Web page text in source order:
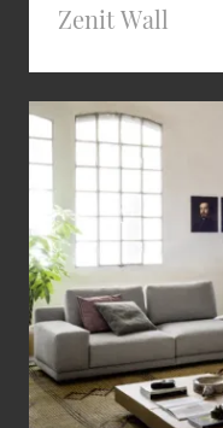
Zenit Wall